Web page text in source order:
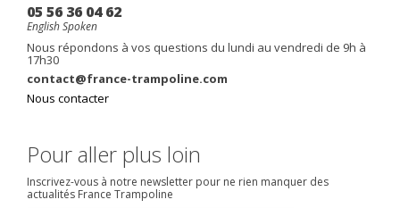
05 56 36 04 62
English Spoken
Nous répondons à vos questions du lundi au vendredi de 9h à
17h30
contact@france-trampoline.com
Nous contacter
Pour aller plus loin
Inscrivez-vous à notre newsletter pour ne rien manquer des
actualités France Trampoline